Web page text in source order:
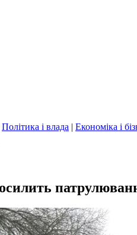
Політика і влада | Економіка і